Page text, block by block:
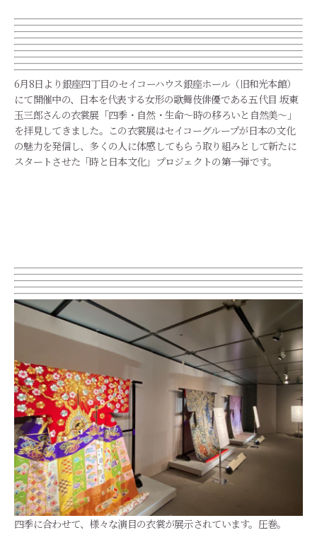
6月8日より銀座四丁目のセイコーハウス銀座ホール（旧和光本館）
にて開催中の、日本を代表する女形の歌舞伎俳優である五代目 坂東
玉三郎さんの衣裳展「四季・自然・生命～時の移ろいと自然美～」
を拝見してきました。 この衣裳展はセイコーグループが日本の文化
の魅力を発信し、 多くの人に体感してもらう取り組みとして新たに
スタートさせた「時と日本文化」プロジェクトの第一弾です。
四季に合わせて、様々な演目の衣裳が展示されています。圧巻。